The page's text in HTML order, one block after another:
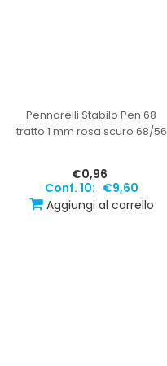
Pennarelli Stabilo Pen 68
tratto 1 mm rosa scuro 68/56
€0,96
Conf. 10: €9,60
Aggiungi al carrello